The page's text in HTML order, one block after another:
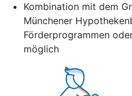
Kombination mit dem
Münchener
Förderprogrammen
möglich